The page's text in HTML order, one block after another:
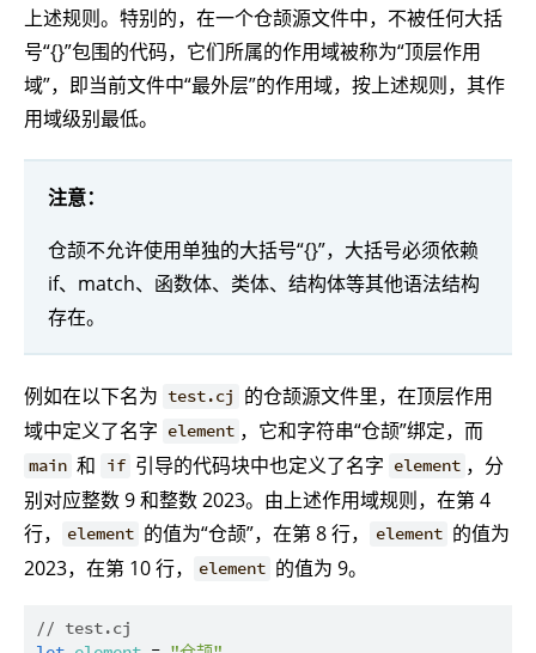
上述规则。特别的，在一个仓颉源文件中，不被任何大括
号“{}”包围的代码，它们所属的作用域被称为“顶层作用
域”，即当前文件中“最外层”的作用域，按上述规则，其作
用域级别最低。
注意：
仓颉不允许使用单独的大括号“{}”，大括号必须依赖
if、match、函数体、类体、结构体等其他语法结构
存在。
例如在以下名为 test.cj
的仓颉源文件里，在顶层作用
域中定义了名字 element ，它和字符串“仓颉”绑定，而
main 和 if 引导的代码块中也定义了名字 element ，分
别对应整数 9 和整数 2023。由上述作用域规则，在第 4
行，
element 的值为“仓颉”，在第 8 行， element 的值为
2023，在第 10 行，
element 的值为 9。
// test.cj